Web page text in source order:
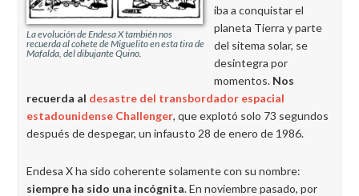
La evolución de Endesa X también nos
recuerda al cohete de Miguelito en esta tira de
Mafalda, del dibujante Quino.
iba a conquistar el
planeta Tierra y parte
del sitema solar, se
desintegra por
momentos. Nos
recuerda al desastre del transbordador espacial
estadounidense Challenger, que explotó solo 73 segundos
después de despegar, un infausto 28 de enero de 1986.
Endesa X ha sido coherente solamente con su nombre:
siempre ha sido una incógnita. En noviembre pasado, por